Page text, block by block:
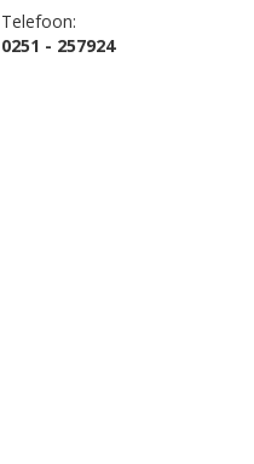
Telefoon:
0251 - 257924